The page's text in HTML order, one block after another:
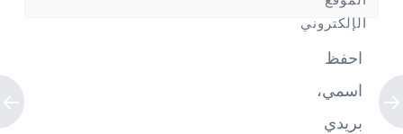
الإلكتروني
احفظ
اسمي،
بريدي